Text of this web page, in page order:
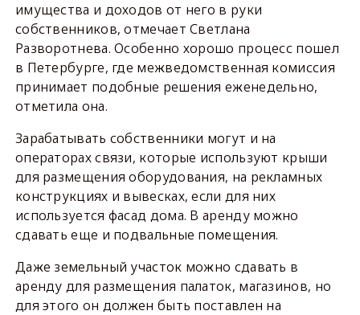
имущества и доходов от него в руки
собственников, отмечает Светлана
Разворотнева. Особенно хорошо процесс пошел
в Петербурге, где межведомственная комиссия
принимает подобные решения еженедельно,
отметила она.
Зарабатывать собственники могут и на
операторах связи, которые используют крыши
для размещения оборудования, на рекламных
конструкциях и вывесках, если для них
используется фасад дома. В аренду можно
сдавать еще и подвальные помещения.
Даже земельный участок можно сдавать в
аренду для размещения палаток, магазинов, но
для этого он должен быть поставлен на